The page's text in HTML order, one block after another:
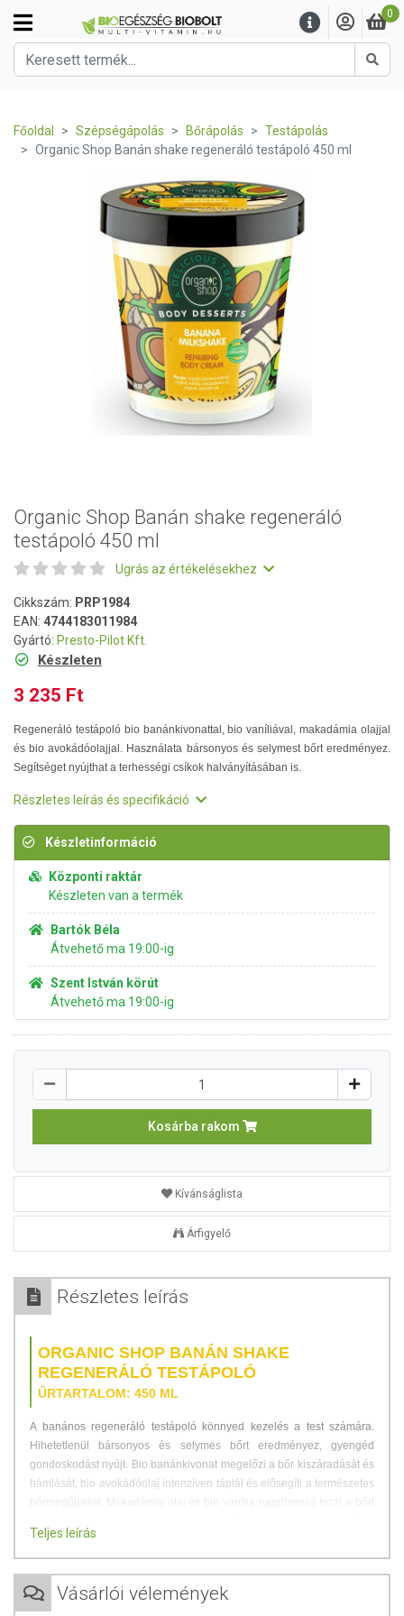
0
Főoldal Szépségápolás Bőrápolás
Testápolás
Organic Shop Banán shake regeneráló testápoló 450 ml
Organic Shop Banán shake regeneráló
testápoló 450 ml
Ugrás az értékelésekhez
Cikkszám: PRP1984
EAN: 4744183011984
Gyártó: Presto-Pilot Kft.
Készleten
3 235 Ft
Regeneráló testápoló bio banánkivonattal, bio vaníliával, makadámia olajjal
és bio avokádóolajjal. Használata bársonyos és selymest bőrt eredményez.
Segítséget nyújthat a terhességi csíkok halványításában is.
Részletes leírás és specifikáció
Készletinformáció
Központi raktár
Készleten van a termék
Bartók Béla
Átvehető ma 19:00-ig
Szent István körút
Átvehető ma 19:00-ig
Kosárba rakom
Kívánságlista
Árfigyelő
Részletes leírás
ORGANIC SHOP BANÁN SHAKE
REGENERÁLÓ TESTÁPOLÓ
ŰRTARTALOM: 450 ML
A banános regeneráló testápoló könnyed kezelés a test számára.
Hihetetlenül bársonyos és selymes bőrt eredményez, gyengéd
gondoskodást nyújt. Bio banánkivonat megelőzi a bőr kiszáradását és
hámlását, bio avokádóolaj intenzíven táplál és elősegíti a természetes
halványítását.
Használat:Könnyed masszírozó mozdulatokkal vigye fel tiszta száraz
bőrére. CSAK külső használatra.
Teljes leírás
Vásárlói vélemények